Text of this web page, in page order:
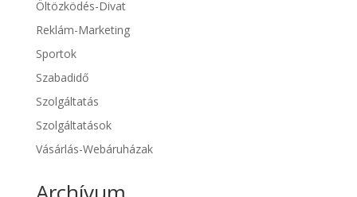
Öltözködés-Divat
Reklám-Marketing
Sportok
Szabadidő
Szolgáltatás
Szolgáltatások
Vásárlás-Webáruházak